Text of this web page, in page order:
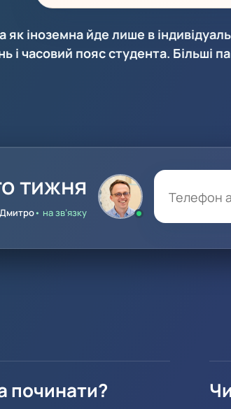
як іноземна йде лише в
і часовий пояс студента. Більші
тижня
Дмитро• на зв’язку
починати?